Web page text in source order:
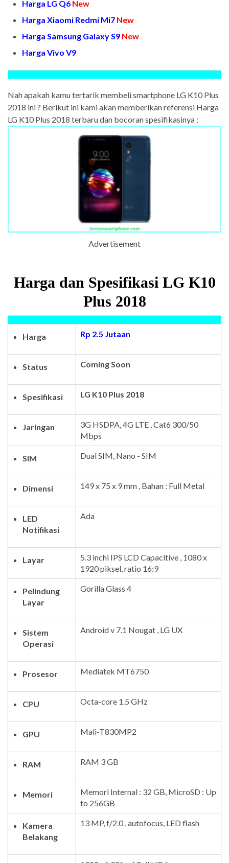
Harga LG Q6 New
Harga Xiaomi Redmi Mi7 New
Harga Samsung Galaxy S9 New
Harga Vivo V9
Nah apakah kamu tertarik membeli smartphone LG K10 Plus
2018 ini ? Berikut ini kami akan memberikan referensi Harga
LG K10 Plus 2018 terbaru dan bocoran spesifikasinya :
Advertisement
Harga dan Spesifikasi LG K10
Plus 2018
Harga Rp 2.5 Jutaan
Status Coming Soon
Spesifikasi LG K10 Plus 2018
Jaringan
3G HSDPA, 4G LTE , Cat6 300/50
Mbps
SIM Dual SIM, Nano - SIM
Dimensi 149 x 75 x 9 mm , Bahan : Full Metal
LED
Notifikasi
Ada
Layar
5.3 inchi IPS LCD Capacitive , 1080 x
1920 piksel, ratio 16:9
Pelindung
Layar
Gorilla Glass 4
Sistem
Operasi
Android v 7.1 Nougat , LG UX
Prosesor Mediatek MT6750
CPU Octa-core 1.5 GHz
GPU Mali-T830MP2
RAM RAM 3 GB
Memori
Memori Internal : 32 GB, MicroSD : Up
to 256GB
Kamera
Belakang
13 MP, f/2.0 , autofocus, LED flash